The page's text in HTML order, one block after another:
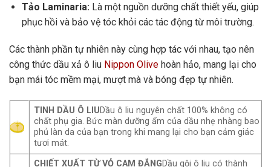
Tảo Laminaria: Là một nguồn dưỡng chất thiết yếu, giúp
phục hồi và bảo vệ tóc khỏi các tác động từ môi trường.
Các thành phần tự nhiên này cùng hợp tác với nhau, tạo nên
công thức dầu xả ô liu Nippon Olive hoàn hảo, mang lại cho
bạn mái tóc mềm mại, mượt mà và bóng đẹp tự nhiên.
TINH DẦU Ô LIUDầu ô liu nguyên chất 100% không có
chất phụ gia. Bức màn dưỡng ẩm của dầu nhẹ nhàng bao
phủ làn da của bạn trong khi mang lại cho bạn cảm giác
tươi mát.
CHIẾT XUẤT TỪ VỎ CAM ĐẮNGDầu gội ô liu có thành